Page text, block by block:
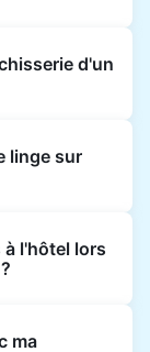
d'un
et
de sorte
vous
linge sur
à l'heure
nettoyés
à l'hôtel lors
et livré
ma